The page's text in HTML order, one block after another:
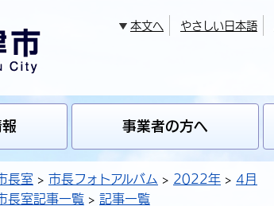
本文へ やさしい日本語
事業者の方へ
長室 市長フォトアルバム 2022年
4月
長室記事一覧 記事一覧